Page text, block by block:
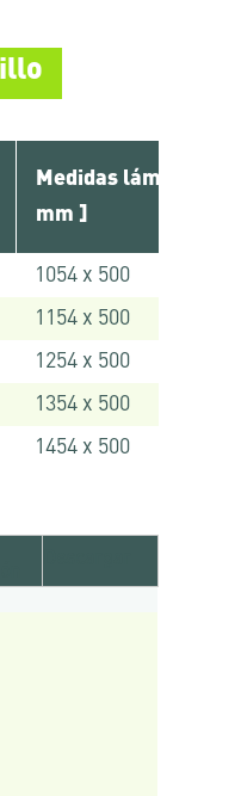
Medidas lámina [
mm ]
1054 x 500
1154 x 500
1254 x 500
1354 x 500
1454 x 500